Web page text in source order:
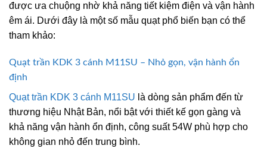
được ưa chuộng nhờ khả năng tiết kiệm điện và vận hành
êm ái. Dưới đây là một số mẫu quạt phổ biến bạn có thể
tham khảo:
Quạt trần KDK 3 cánh M11SU – Nhỏ gọn, vận hành ổn
định
Quạt trần KDK 3 cánh M11SU là dòng sản phẩm đến từ
thương hiệu Nhật Bản, nổi bật với thiết kế gọn gàng và
khả năng vận hành ổn định, công suất 54W phù hợp cho
không gian nhỏ đến trung bình.